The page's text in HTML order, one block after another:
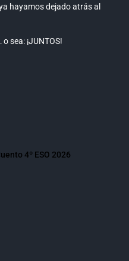
hayamos dejado atrás al
sea: ¡JUNTOS!
4º ESO 2026